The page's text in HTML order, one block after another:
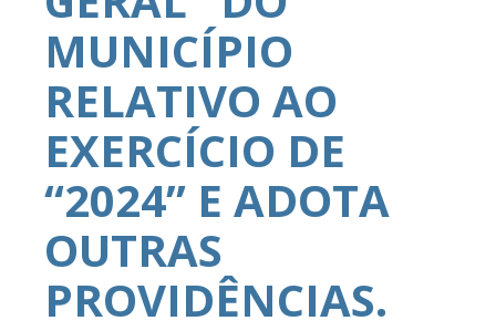
MUNICÍPIO
RELATIVO AO
EXERCÍCIO DE
“2024” E ADOTA
OUTRAS
PROVIDÊNCIAS.